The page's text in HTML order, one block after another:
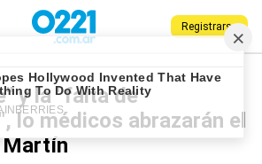
Registrarse
Hospital San Martín
y la "falta de
lo médicos abrazarán el
Martín